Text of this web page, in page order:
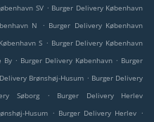
SV . Burger Delivery København
N . Burger Delivery København
S . Burger Delivery København
By . Burger Delivery København . Burger
Brønshøj-Husum . Burger Delivery
Søborg .
Burger Delivery Herlev
Husum . Burger Delivery Herlev .